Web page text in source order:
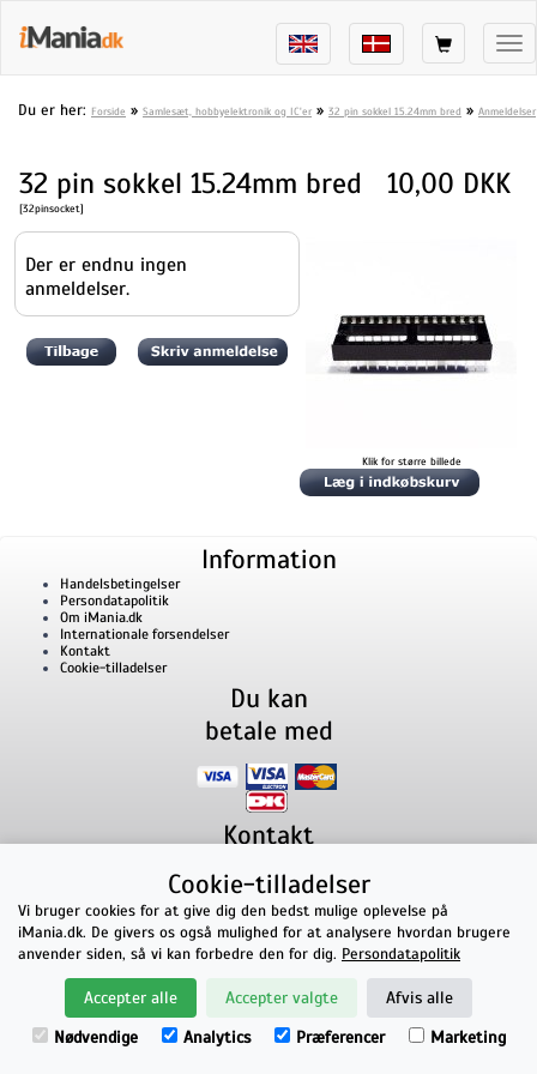
Du er her: Forside » Samlesæt, hobbyelektronik og IC'er » 32 pin sokkel 15.24mm bred » Anmeldelser
32 pin sokkel 15.24mm bred
[32pinsocket]
10,00 DKK
Der er endnu ingen
anmeldelser.
Klik for større billede
Information
Handelsbetingelser
Persondatapolitik
Om iMania.dk
Internationale forsendelser
Kontakt
Cookie-tilladelser
Du kan
betale med
Kontakt
Lillevorde Kær 29280 Storvorde
CVR nummer: 33182805 | E-mail: kontakt@imania.dk
Telefon:+45 23618990
Topkarakter hos kunderne!
på Facebook
Cookie-tilladelser
Vi bruger cookies for at give dig den bedst mulige oplevelse på
iMania.dk. De givers os også mulighed for at analysere hvordan brugere
anvender siden, så vi kan forbedre den for dig. Persondatapolitik
Accepter alle Accepter valgte
Afvis alle
Nødvendige
Analytics Præferencer Marketing